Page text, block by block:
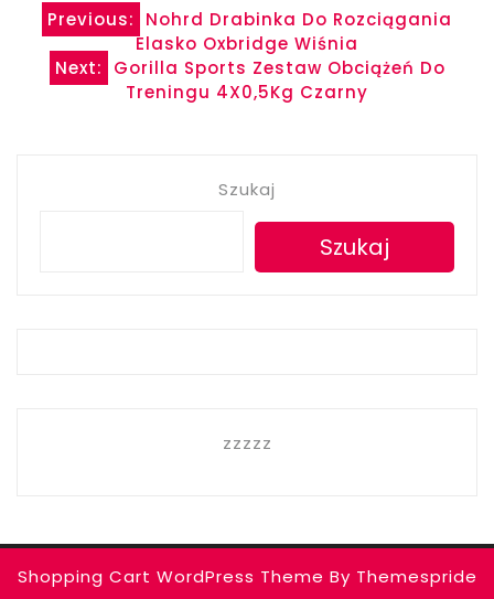
Nawigacja
wpisu
Previous:
Nohrd Drabinka Do Rozciągania
Elasko Oxbridge Wiśnia
Next:
Gorilla Sports Zestaw Obciążeń Do
Treningu 4X0,5Kg Czarny
Szukaj
Szukaj
zzzzz
Shopping Cart WordPress Theme By Themespride